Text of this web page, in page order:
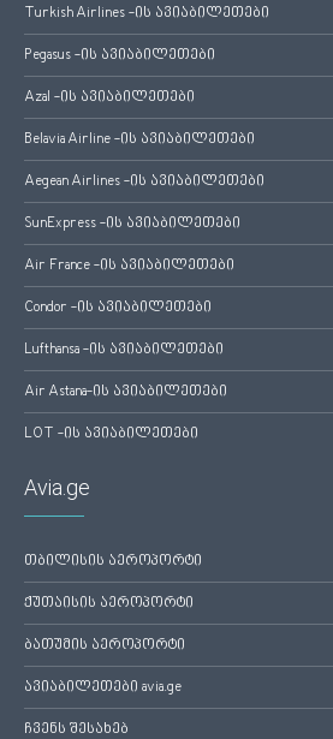
Turkish Airlines -ის ავიაბილეთები
Pegasus -ის ავიაბილეთები
Azal -ის ავიაბილეთები
Belavia Airline -ის ავიაბილეთები
Aegean Airlines -ის ავიაბილეთები
SunExpress -ის ავიაბილეთები
Air France -ის ავიაბილეთები
Condor -ის ავიაბილეთები
Lufthansa -ის ავიაბილეთები
Air Astana-ის ავიაბილეთები
LOT -ის ავიაბილეთები
Avia.ge
თბილისის აეროპორტი
ქუთაისის აეროპორტი
ბათუმის აეროპორტი
ავიაბილეთები avia.ge
ჩვენს შესახებ